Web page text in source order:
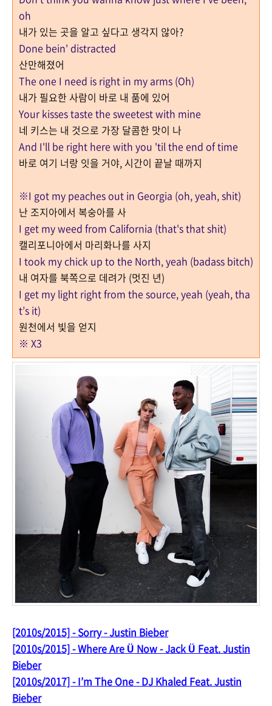
oh
내가 있는 곳을 알고 싶다고 생각지 않아?
Done bein' distracted
산만해졌어
The one I need is right in my arms (Oh)
내가 필요한 사람이 바로 내 품에 있어
Your kisses taste the sweetest with mine
네 키스는 내 것으로 가장 달콤한 맛이 나
And I'll be right here with you 'til the end of time
바로 여기 너랑 잇을 거야, 시간이 끝날 때까지
※I got my peaches out in Georgia (oh, yeah, shit)
난 조지아에서 복숭아를 사
I get my weed from California (that's that shit)
캘리포니아에서 마리화나를 사지
I took my chick up to the North, yeah (badass bitch)
내 여자를 북쪽으로 데려가 (멋진 년)
I get my light right from the source, yeah (yeah, tha
t’s it)
원천에서 빛을 얻지
※ X3
[2010s/2015] - Sorry - Justin Bieber
[2010s/2015] - Where Are Ü Now - Jack Ü Feat. Justin
Bieber
[2010s/2017] - I’m The One - DJ Khaled Feat. Justin
Bieber